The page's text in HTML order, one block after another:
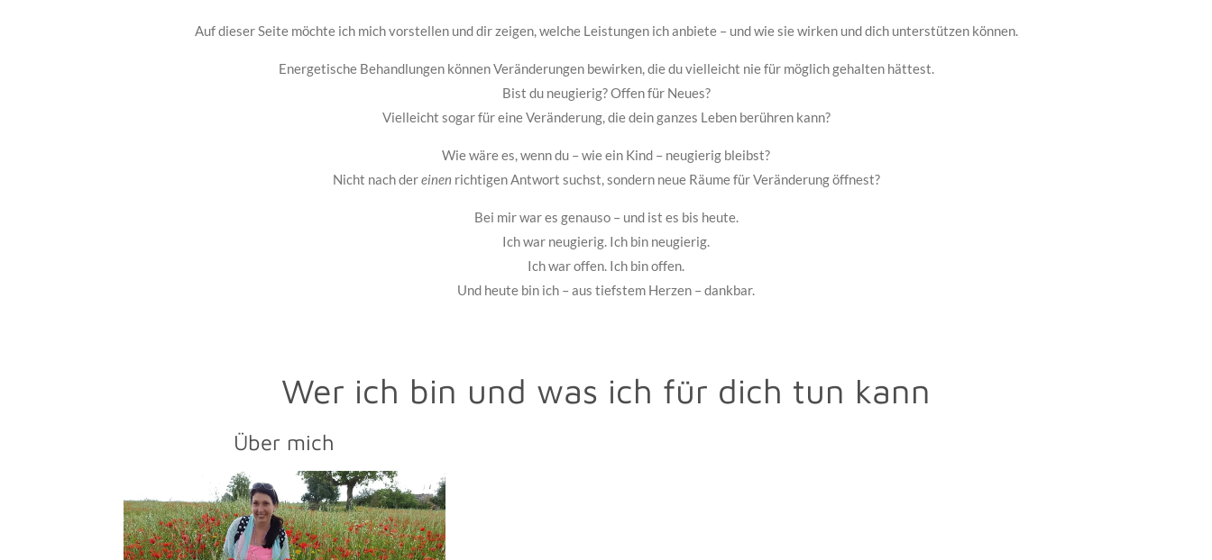
Auf dieser Seite möchte ich mich vorstellen und dir zeigen, welche Leistungen ich anbiete – und wie sie wirken und dich unterstützen können.
Energetische Behandlungen können Veränderungen bewirken, die du vielleicht nie für möglich gehalten hättest.
Bist du neugierig? Offen für Neues?
Vielleicht sogar für eine Veränderung, die dein ganzes Leben berühren kann?
Wie wäre es, wenn du – wie ein Kind – neugierig bleibst?
Nicht nach dereinen richtigen Antwort suchst, sondern neue Räume für Veränderung öffnest?
Bei mir war es genauso – und ist es bis heute.
Ich war neugierig. Ich bin neugierig.
Ich war offen. Ich bin offen.
Und heute bin ich – aus tiefstem Herzen – dankbar.
Wer ich bin und was ich für dich tun kann
Über mich